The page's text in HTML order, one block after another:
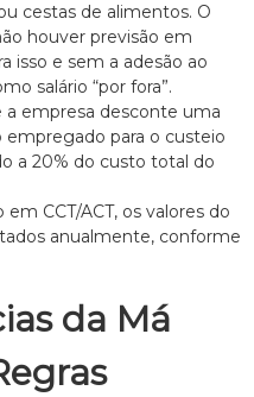
cestas de alimentos. O
houver previsão em
isso e sem a adesão ao
salário “por fora”.
empresa desconte uma
empregado para o custeio
a 20% do custo total do
CCT/ACT, os valores do
anualmente, conforme
da Má